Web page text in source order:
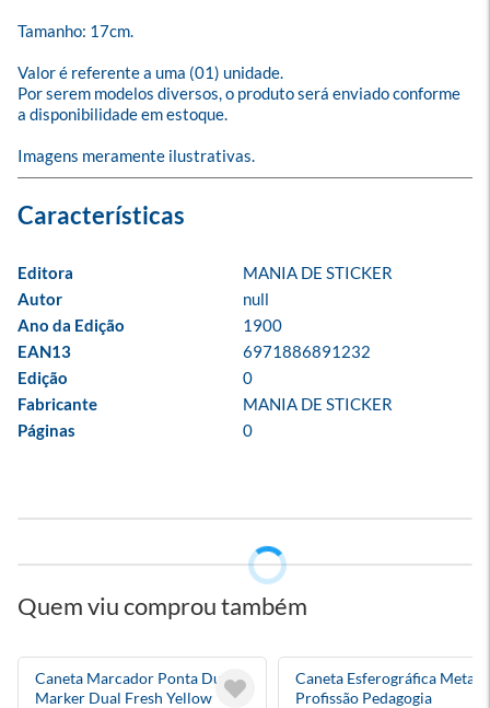
Tamanho: 17cm.
Valor é referente a uma (01) unidade.
Por serem modelos diversos, o produto será enviado conforme
a disponibilidade em estoque.
Imagens meramente ilustrativas.
Editora
MANIA DE STICKER
Autor
null
Ano da Edição
1900
EAN13
6971886891232
Edição
0
Fabricante
MANIA DE STICKER
Páginas
0
Quem viu comprou também
Caneta Marcador Ponta Dupla
Marker Dual Fresh Yellow
Caneta Esferográfica Metal
Profissão Pedagogia